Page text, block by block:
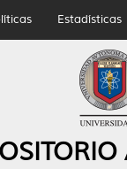
Estadísticas